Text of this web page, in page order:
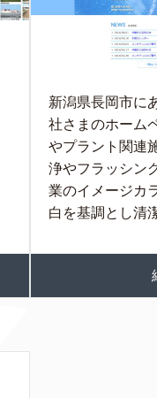
新潟県長岡市に
社さまのホーム
やプラント関連
浄やフラッシン
業のイメージカ
白を基調とし清